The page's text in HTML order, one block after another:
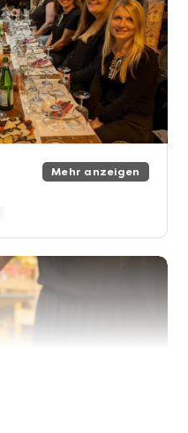
Mehr anzeigen